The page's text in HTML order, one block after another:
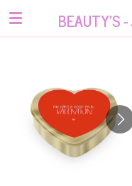
Ga
BEAUTY'S